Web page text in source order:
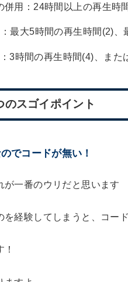
用：24時間以上の再生時
最大5時間の再生時間(2)、
3時間の再生時間(4)、また
スゴイポイント
でコードが無い！
が一番のウリだと思います
経験してしまうと、コー